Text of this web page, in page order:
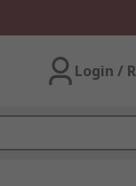
Login /